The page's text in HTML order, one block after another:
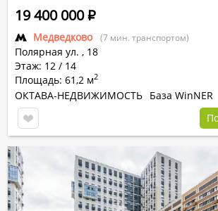
Медведково (7 мин. транспортом)
Полярная ул. , 18
Этаж: 12 / 14
Площадь: 61,2 м2
19 400 000Р
ОКТАВА-НЕДВИЖИМОСТЬ База WinNER